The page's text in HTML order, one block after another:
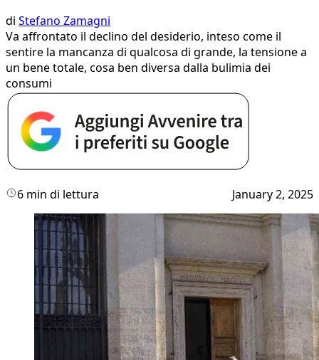
di Stefano Zamagni
Va affrontato il declino del desiderio, inteso come il
sentire la mancanza di qualcosa di grande, la tensione a
un bene totale, cosa ben diversa dalla bulimia dei
consumi
6 min di lettura January 2, 2025